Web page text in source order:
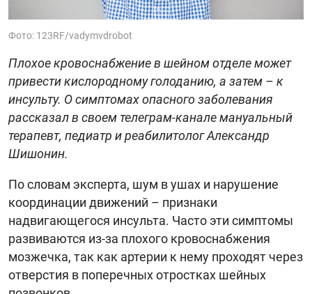
Фото: 123RF/vadymvdrobot
Плохое кровоснабжение в шейном отделе может
привести кислородному голоданию, а затем – к
инсульту. О симптомах опасного заболевания
рассказал в своем телеграм-канале мануальный
терапевт, педиатр и реабилитолог Александр
Шишонин.
По словам эксперта, шум в ушах и нарушение
координации движений – признаки
надвигающегося инсульта. Часто эти симптомы
развиваются из-за плохого кровоснабжения
мозжечка, так как артерии к нему проходят через
отверстия в поперечных отростках шейных